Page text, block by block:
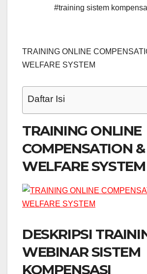
#training sistem
TRAINING ONLINE
WELFARE SYSTEM
Daftar Isi
TRAINING ONLINE
COMPENSATION &
WELFARE SYSTEM
DESKRIPSI
WEBINAR SISTEM
KOMPENSASI